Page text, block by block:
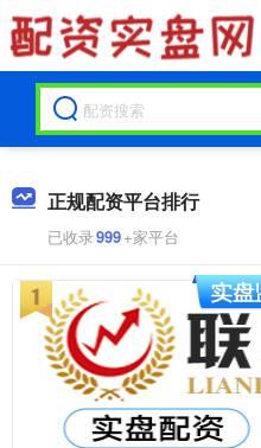
正规配资平台排行
已收录999+家平台